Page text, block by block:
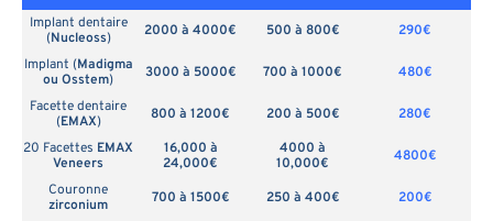
Implant dentaire
(Nucleoss) 2000 à 4000€ 500 à 800€
290€
Implant (Madigma
ou Osstem) 3000 à 5000€ 700 à 1000€
480€
Facette dentaire
(EMAX) 800 à 1200€ 200 à 500€
280€
20 Facettes EMAX
Veneers
16,000 à
24,000€
4000 à
10,000€
4800€
Couronne
zirconium
700 à 1500€ 250 à 400€
200€